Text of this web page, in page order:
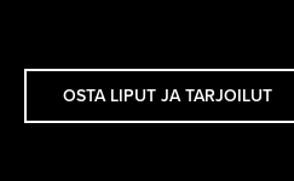
OSTA LIPUT JA TARJOILUT